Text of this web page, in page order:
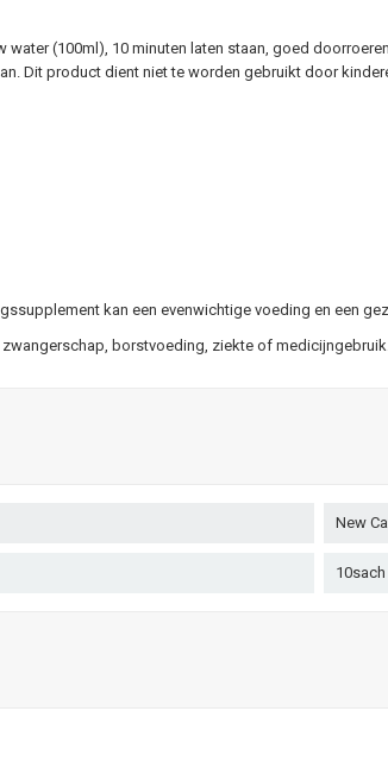
(100ml), 10 minuten laten staan, goed
Dit product dient niet te worden gebruikt door
kan een evenwichtige voeding en een
borstvoeding, ziekte of
New
10sach